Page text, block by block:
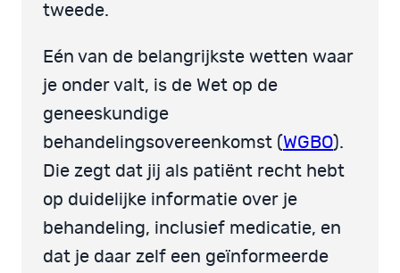
tweede.
Eén van de belangrijkste wetten waar
je onder valt, is de Wet op de
geneeskundige
behandelingsovereenkomst (WGBO).
Die zegt dat jij als patiënt recht hebt
op duidelijke informatie over je
behandeling, inclusief medicatie, en
dat je daar zelf een geïnformeerde